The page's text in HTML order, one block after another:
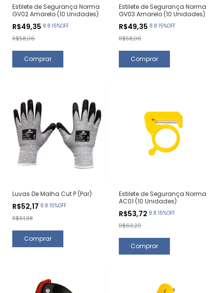
Estilete de Segurança Norma
GV02 Amarelo (10 Unidades)
R$49,35 8.8 15%OFF
R$58,06
Estilete de Segurança Norma
GV03 Amarelo (10 Unidades)
R$49,35 8.8 15%OFF
R$58,06
Luvas De Malha Cut P (Par)
R$52,17 8.8 15%OFF
R$61,38
Estilete de Segurança Norma
AC01 (10 Unidades)
R$53,72 8.8 15%OFF
R$63,20